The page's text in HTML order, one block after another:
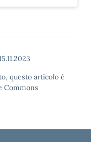
questo articolo è
Commons